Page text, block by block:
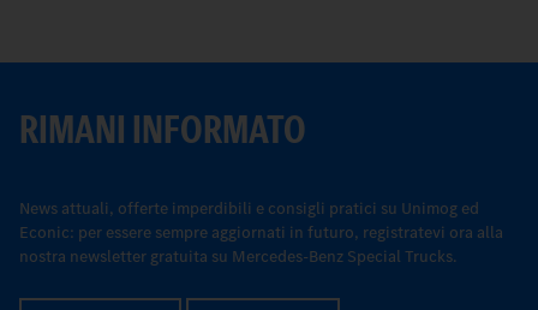
RIMANI INFORMATO
News attuali, offerte imperdibili e consigli pratici su Unimog ed
Econic: per essere sempre aggiornati in futuro, registratevi ora alla
nostra newsletter gratuita su Mercedes-Benz Special Trucks.